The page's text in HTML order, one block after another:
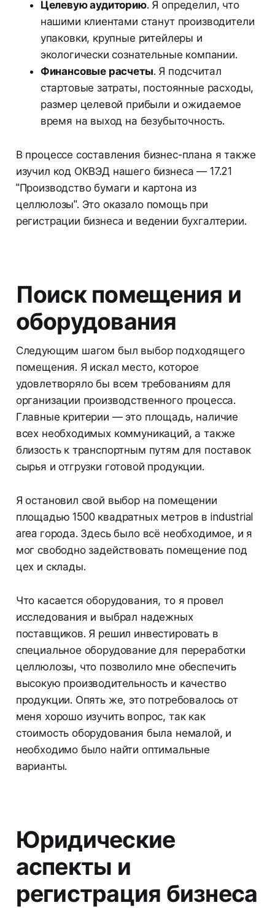
Целевую аудиторию. Я определил, что
нашими клиентами станут производители
упаковки, крупные ритейлеры и
экологически сознательные компании.
Финансовые расчеты. Я подсчитал
стартовые затраты, постоянные расходы,
размер целевой прибыли и ожидаемое
время на выход на безубыточность.
В процессе составления бизнес-плана я также
изучил код ОКВЭД нашего бизнеса — 17.21
"Производство бумаги и картона из
целлюлозы". Это оказало помощь при
регистрации бизнеса и ведении бухгалтерии.
Поиск помещения и
оборудования
Следующим шагом был выбор подходящего
помещения. Я искал место, которое
удовлетворяло бы всем требованиям для
организации производственного процесса.
Главные критерии — это площадь, наличие
всех необходимых коммуникаций, а также
близость к транспортным путям для поставок
сырья и отгрузки готовой продукции.
Я остановил свой выбор на помещении
площадью 1500 квадратных метров в industrial
area города. Здесь было всё необходимое, и я
мог свободно задействовать помещение под
цех и склады.
Что касается оборудования, то я провел
исследования и выбрал надежных
поставщиков. Я решил инвестировать в
специальное оборудование для переработки
целлюлозы, что позволило мне обеспечить
высокую производительность и качество
продукции. Опять же, это потребовалось от
меня хорошо изучить вопрос, так как
стоимость оборудования была немалой, и
необходимо было найти оптимальные
варианты.
Юридические
аспекты и
регистрация бизнеса